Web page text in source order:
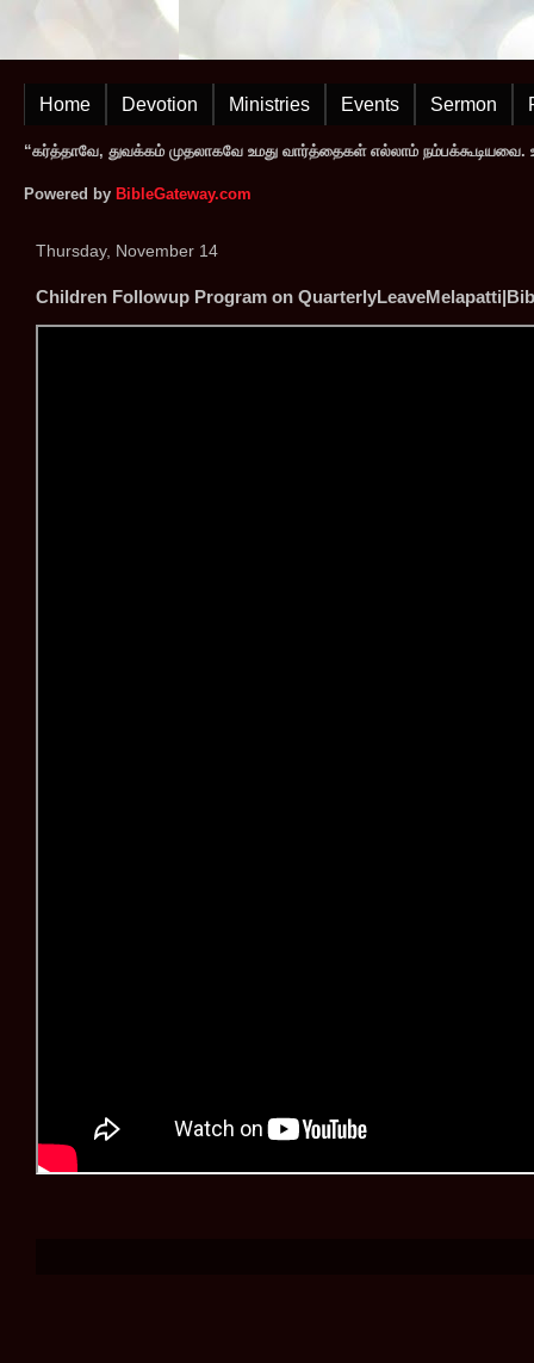
Home Devotion Ministries Events Sermon
“கர்த்தாவே, துவக்கம் முதலாகவே உமது வார்த்தைகள் எல்லாம் நம்பக்கூடியவை.
Powered by BibleGateway.com
Thursday, November 14
Children Followup Program on